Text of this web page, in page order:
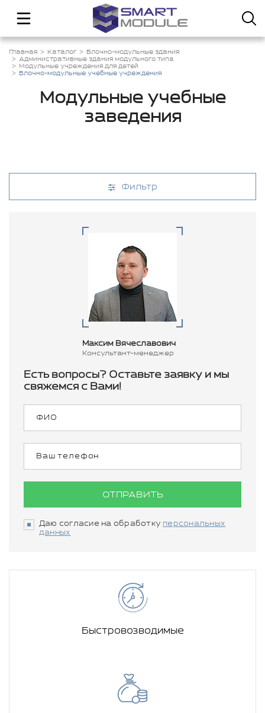
Главная Каталог
Блочно-модульные здания
Административные здания модульного типа
Модульные учреждения для детей
Блочно-модульные учебные учреждения
Модульные учебные
заведения
Фильтр
Максим Вячеславович
Консультант-менеджер
Есть вопросы? Оставьте заявку и мы
свяжемся с Вами!
ОТПРАВИТЬ
Даю согласие на обработку персональных
данных
Быстровозводимые